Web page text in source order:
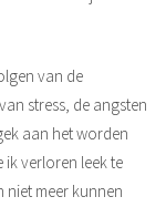
van de
stress, de angsten
aan het worden
ik verloren leek te
niet meer kunnen